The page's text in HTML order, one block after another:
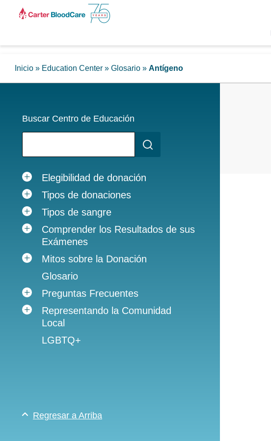
Inicio » Education Center » Glosario » Antígeno
Buscar Centro de Educación
Elegibilidad de donación
Tipos de donaciones
Tipos de sangre
Comprender los Resultados de sus
Exámenes
Mitos sobre la Donación
Glosario
Preguntas Frecuentes
Representando la Comunidad
Local
LGBTQ+
Regresar a Arriba